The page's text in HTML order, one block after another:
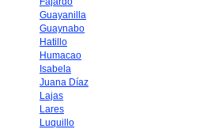
Guayanilla
Guaynabo
Hatillo
Humacao
Isabela
Juana Díaz
Lajas
Lares
Luquillo